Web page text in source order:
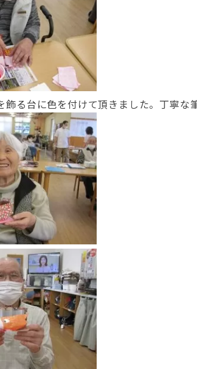
飾る台に色を付けて頂きました。丁寧